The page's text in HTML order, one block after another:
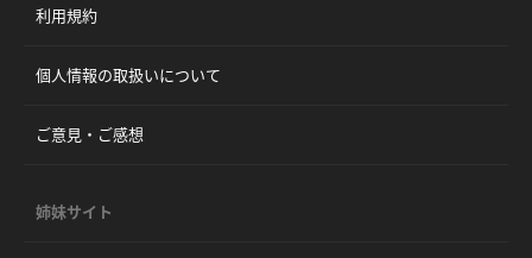
利用規約
個人情報の取扱いについて
ご意見・ご感想
姉妹サイト